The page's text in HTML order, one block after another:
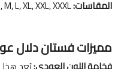
المقاسات:
مميزات فستان دلال